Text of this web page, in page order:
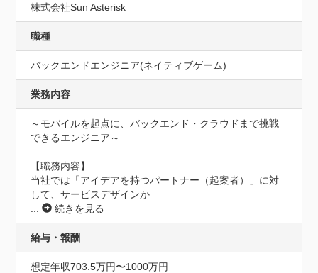
株式会社Sun Asterisk
職種
バックエンドエンジニア(ネイティブゲーム)
業務内容
～モバイルを起点に、バックエンド・クラウドまで挑戦
できるエンジニア～
【職務内容】
当社では「アイデアを持つパートナー（起案者）」に対
して、サービスデザインか
...
続きを見る
給与・報酬
想定年収703.5万円〜1000万円